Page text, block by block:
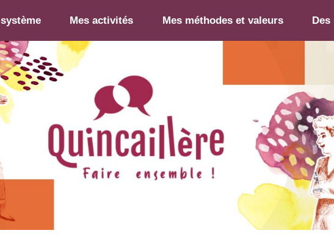
Mes activités Mes méthodes et valeurs Des